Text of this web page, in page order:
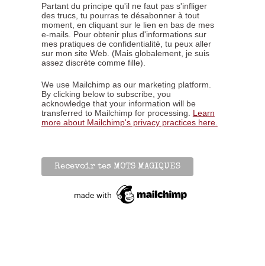
Partant du principe qu'il ne faut pas s'infliger
des trucs, tu pourras te désabonner à tout
moment, en cliquant sur le lien en bas de mes
e-mails. Pour obtenir plus d'informations sur
mes pratiques de confidentialité, tu peux aller
sur mon site Web. (Mais globalement, je suis
assez discrète comme fille).
We use Mailchimp as our marketing platform.
By clicking below to subscribe, you
acknowledge that your information will be
transferred to Mailchimp for processing. Learn
more about Mailchimp's privacy practices here.